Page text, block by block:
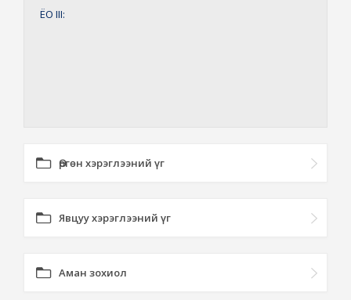
ЁО III:
Өргөн хэрэглээний үг
Явцуу хэрэглээний үг
Аман зохиол